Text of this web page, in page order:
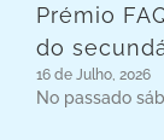
Prémio
do
16 de Julho, 2026
No passado